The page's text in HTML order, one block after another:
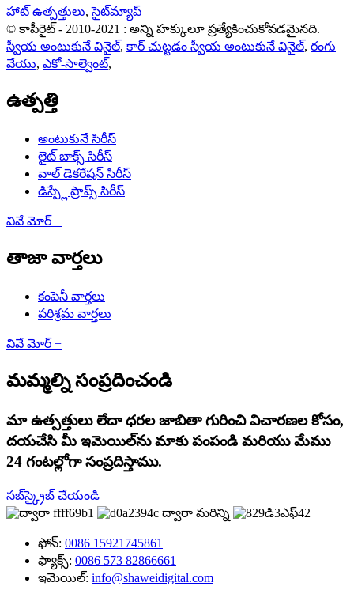
హాట్ ఉత్పత్తులు,సైట్‌మ్యాప్
© కాపీరైట్ - 2010-2021 : అన్ని హక్కులూ ప్రత్యేకించుకోవడమైనది.
స్వీయ అంటుకునే వినైల్, కార్ చుట్టడం స్వీయ అంటుకునే వినైల్, రంగు
వేయు, ఎకో-సాల్వెంట్,
ఉత్పత్తి
అంటుకునే సిరీస్
లైట్ బాక్స్ సిరీస్
వాల్ డెకరేషన్ సిరీస్
డిస్ప్లే ప్రాప్స్ సిరీస్
వివే మోర్ +
తాజా వార్తలు
కంపెనీ వార్తలు
పరిశ్రమ వార్తలు
వివే మోర్ +
మమ్మల్ని సంప్రదించండి
మా ఉత్పత్తులు లేదా ధరల జాబితా గురించి విచారణల కోసం,
దయచేసి మీ ఇమెయిల్‌ను మాకు పంపండి మరియు మేము
24 గంటల్లోగా సంప్రదిస్తాము.
సబ్‌స్క్రైబ్ చేయండి
ఫోన్: 0086 15921745861
ఫ్యాక్స్: 0086 573 82866661
ఇమెయిల్: info@shaweidigital.com